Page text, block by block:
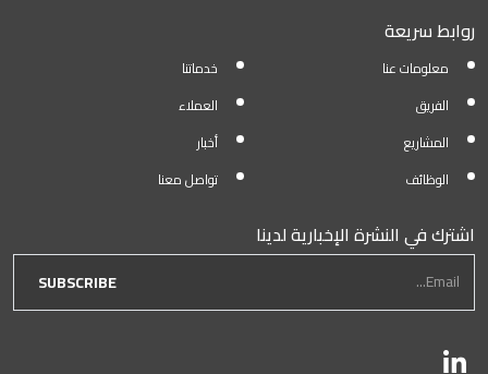
روابط سريعة
معلومات عنا
خدماتنا
الفريق
العملاء
المشاريع
أخبار
الوظائف
تواصل معنا
اشترك في النشرة الإخبارية لدينا
newsletter form
Email...
SUBSCRIBE
تابعنا